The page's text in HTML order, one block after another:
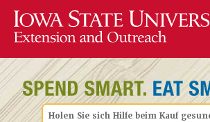
Holen Sie sich Hilfe beim Kauf